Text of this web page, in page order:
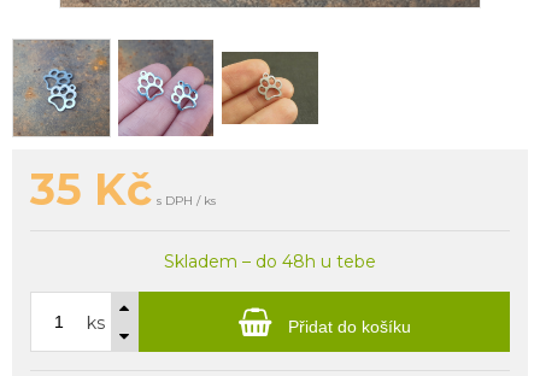
35 Kč s DPH / ks
Skladem – do 48h u tebe
ks Přidat do košíku